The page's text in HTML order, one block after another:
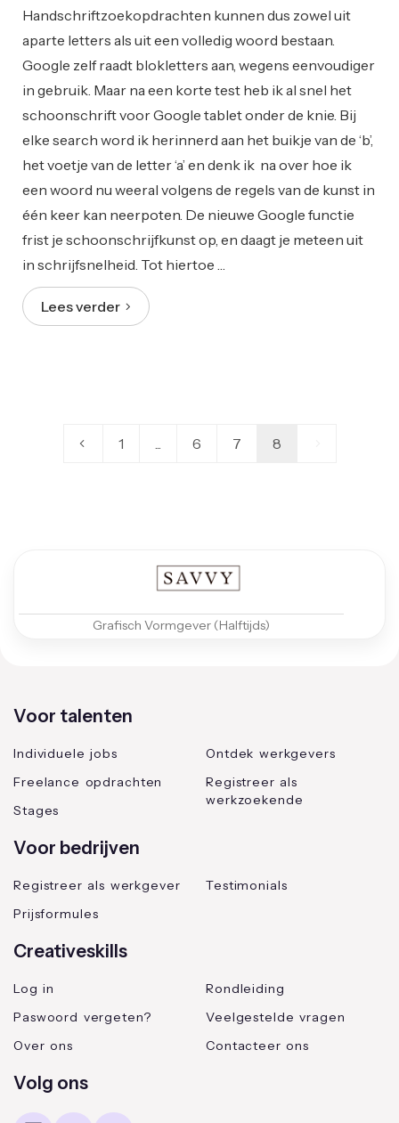
Handschriftzoekopdrachten kunnen dus zowel uit
aparte letters als uit een volledig woord bestaan.
Google zelf raadt blokletters aan, wegens eenvoudiger
in gebruik. Maar na een korte test heb ik al snel het
schoonschrift voor Google tablet onder de knie. Bij
elke search word ik herinnerd aan het buikje van de ‘b’,
het voetje van de letter ‘a’ en denk ik na over hoe ik
een woord nu weeral volgens de regels van de kunst in
één keer kan neerpoten. De nieuwe Google functie
frist je schoonschrijfkunst op, en daagt je meteen uit
in schrijfsnelheid. Tot hiertoe …
Lees verder
1 6 7 8
Grafisch Vormgever (Halftijds)
Voor talenten
Individuele jobs
Freelance opdrachten
Stages
Ontdek werkgevers
Registreer als
werkzoekende
Voor bedrijven
Registreer als werkgever
Prijsformules
Testimonials
Creativeskills
Log in
Paswoord vergeten?
Over ons
Rondleiding
Veelgestelde vragen
Contacteer ons
Volg ons